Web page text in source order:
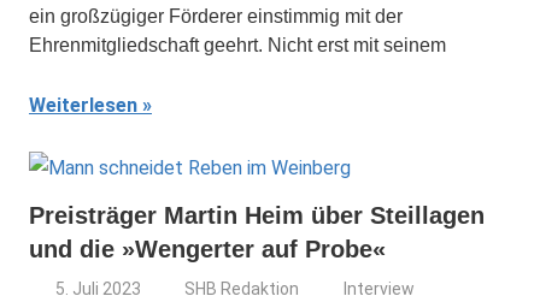
ein großzügiger Förderer einstimmig mit der
Ehrenmitgliedschaft geehrt. Nicht erst mit seinem
Weiterlesen
Preisträger Martin Heim über Steillagen
und die »Wengerter auf Probe«
5. Juli 2023 SHB Redaktion Interview